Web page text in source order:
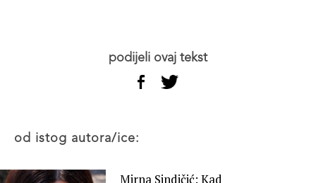
podijeli ovaj tekst
od istog autora/ice:
Mirna Sindičić: Kad